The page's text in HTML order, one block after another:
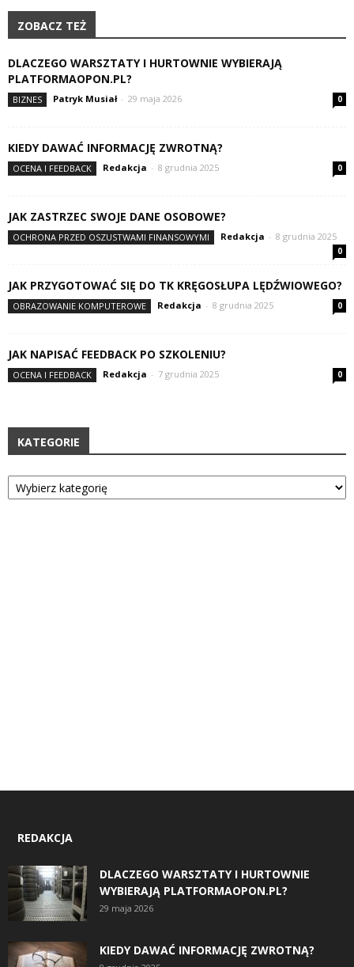
ZOBACZ TEŻ
DLACZEGO WARSZTATY I HURTOWNIE WYBIERAJĄ
PLATFORMAOPON.PL?
BIZNES Patryk Musiał - 29 maja 2026 0
KIEDY DAWAĆ INFORMACJĘ ZWROTNĄ?
OCENA I FEEDBACK Redakcja - 8 grudnia 2025 0
JAK ZASTRZEC SWOJE DANE OSOBOWE?
OCHRONA PRZED OSZUSTWAMI FINANSOWYMI Redakcja - 8 grudnia 2025
0
JAK PRZYGOTOWAĆ SIĘ DO TK KRĘGOSŁUPA LĘDŹWIOWEGO?
OBRAZOWANIE KOMPUTEROWE Redakcja - 8 grudnia 2025 0
JAK NAPISAĆ FEEDBACK PO SZKOLENIU?
OCENA I FEEDBACK Redakcja - 7 grudnia 2025 0
KATEGORIE
Kategorie
REDAKCJA
DLACZEGO WARSZTATY I HURTOWNIE
WYBIERAJĄ PLATFORMAOPON.PL?
29 maja 2026
KIEDY DAWAĆ INFORMACJĘ ZWROTNĄ?